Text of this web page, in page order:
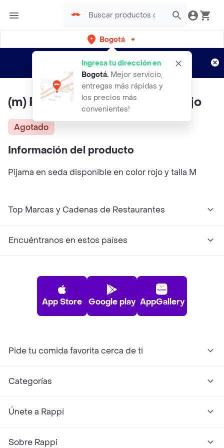
Bogotá
Ingresa tu dirección en
Bogotá. Mejor servicio,
entregas más rápidas y
los precios más
convenientes!
envíos gratis por semanas
Aplican TyC
(m) Pijama Dos Piezas Color Rojo
Agotado
Información del producto
Pijama en seda disponible en color rojo y talla M
Top Marcas y Cadenas de Restaurantes
Encuéntranos en estos países
App Store Google play AppGallery
Pide tu comida favorita cerca de ti
Categorías
Únete a Rappi
Sobre Rappi